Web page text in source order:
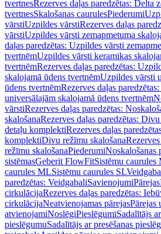
tvertnesRezerves daļas paredzētas: Delta
tvertnesSkalošanas caurulesPiederumi
vārstiUzpildes vārstiRezerves daļas
vārstiUzpildes vārsti zemapmetuma
daļas paredzētas: Uzpildes vārsti
tvertnēmUzpildes vārsti keramikas
tvertnēmRezerves daļas paredzētas:
skalojamā ūdens tvertnēmUzpildes vārsti
ūdens tvertnēmRezerves daļas
universālajām skalojamā ūdens tvertnēm
vārstiRezerves daļas paredzētas:
skalošanaRezerves daļas paredzētas:
detaļu komplektiRezerves daļas
komplektiDivu režīmu skalošana
režīmu skalošanaPiederumiNoskalošanas
sistēmasGeberit FlowFitSistēmu caurules
caurules MLSistēmu caurules SL
paredzētas: VeidgabaliSavienojumiPārejas
cirkulācijaRezerves daļas paredzētas:
cirkulācijaNeatvienojamas pārejasPārejas
atvienojamiNoslēgiPieslēgumiSadalītājs
pieslēgumuSadalītājs ar presēšanas